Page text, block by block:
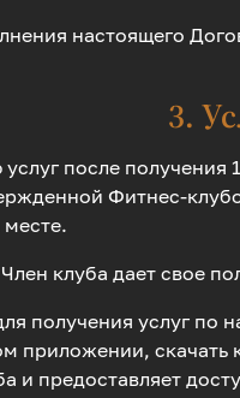
настоящего
3.
после
Фитнес-
клуба дает свое
получения услуг
приложении,
и предоставляет